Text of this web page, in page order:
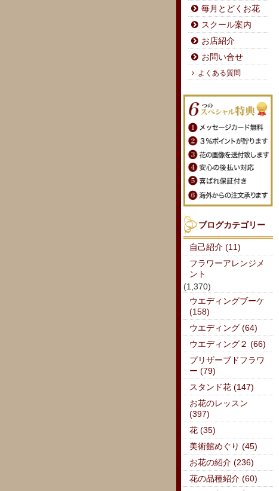
毎月とどくお花
スクール案内
お店紹介
お問い合せ
よくある質問
ブログカテゴリー
自己紹介 (11)
フラワーアレンジメ
ント
(1,370)
ウエディングブーケ
(158)
ウエディング (64)
ウエディング２ (66)
プリザーブドフラワ
ー (79)
スタンド花 (147)
お花のレッスン
(397)
花 (35)
美術館めぐり (45)
お花の紹介 (236)
花の品種紹介 (60)